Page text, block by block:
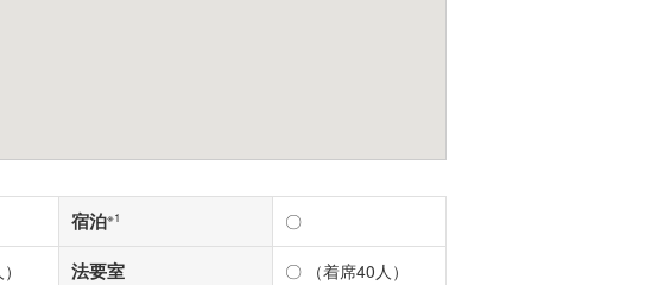
宿泊※1 〇
法要室 〇 （着席40人）